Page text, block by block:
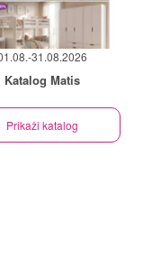
31.08.2026
Katalog Matis
Prikaži katalog